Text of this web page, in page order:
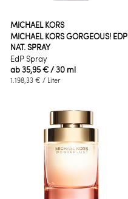
MICHAEL KORS
MICHAEL KORS GORGEOUS! EDP
NAT. SPRAY
EdP Spray
ab35,95 €/ 30 ml
1.198,33 € / Liter